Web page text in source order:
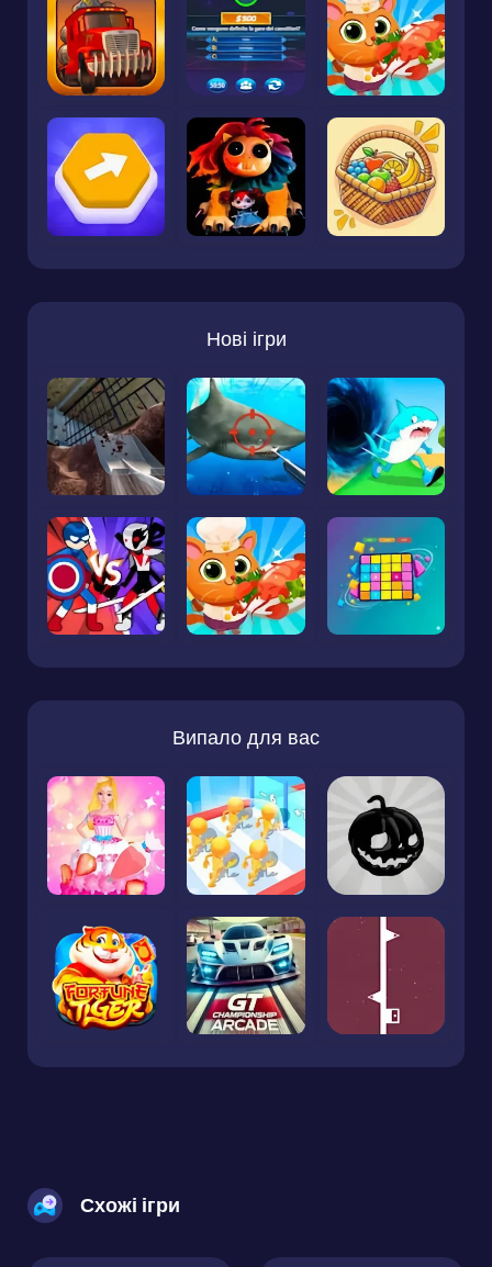
Нові ігри
Випало для вас
Схожі ігри